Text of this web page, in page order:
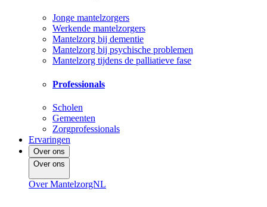
Jonge mantelzorgers
Werkende mantelzorgers
Mantelzorg bij dementie
Mantelzorg bij psychische problemen
Mantelzorg tijdens de palliatieve fase
Professionals
Scholen
Gemeenten
Zorgprofessionals
Ervaringen
Over ons
Over ons
Over MantelzorgNL